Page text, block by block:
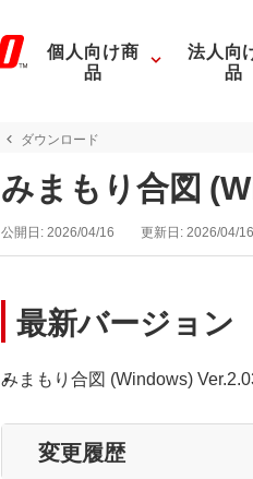
個人向け商
品
法人向
品
ダウンロード
みまもり合図
公開日:2026/04/16 更新日:2026/04/16
最新バージョン
みまもり合図 (Windows)
変更履歴